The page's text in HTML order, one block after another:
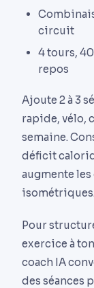
circuit
4 tours,
repos
Ajoute 2 à 3
rapide, vélo,
semaine.
déficit
augmente les
Pour
exercice à
coach IA
des séances